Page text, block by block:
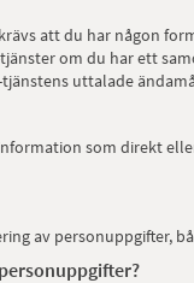
att du har någon
om du har ett
uttalade
som direkt
av personuppgifter,